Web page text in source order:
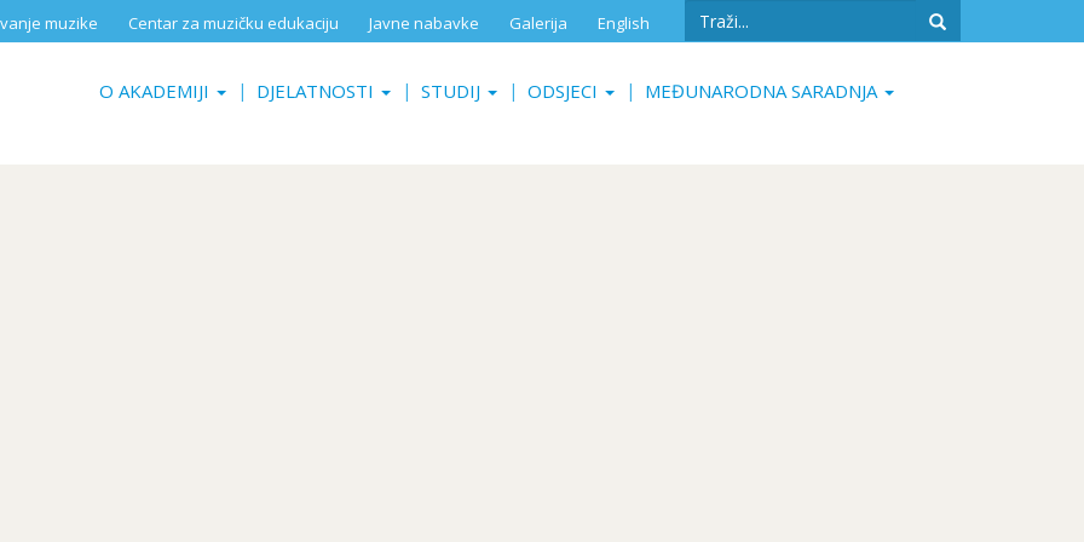
muzike Centar za muzičku edukaciju Javne nabavke Galerija English
Search
O AKADEMIJI DJELATNOSTI STUDIJ ODSJECI MEĐUNARODNA SARADNJA